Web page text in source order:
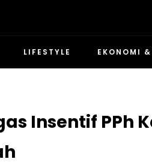
LIFESTYLE EKONOMI
Insentif PPh